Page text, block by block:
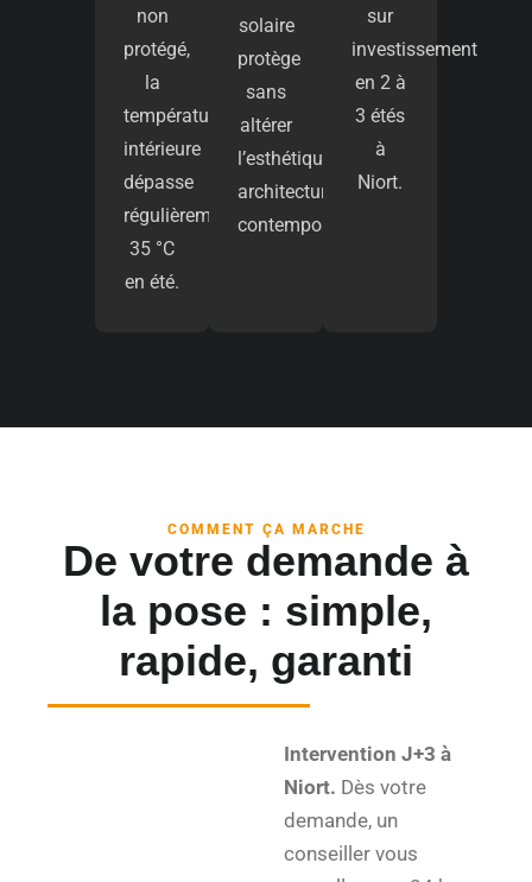
non
protégé,
la
température
intérieure
dépasse
régulièrement
35 °C
en été.
solaire
protège
sans
altérer
l’esthétique
architecturale
contemporaine.
sur
investissement
en 2 à
3 étés
à
Niort.
COMMENT ÇA MARCHE
De votre demande à
la pose : simple,
rapide, garanti
Intervention J+3 à
Niort. Dès votre
demande, un
conseiller vous